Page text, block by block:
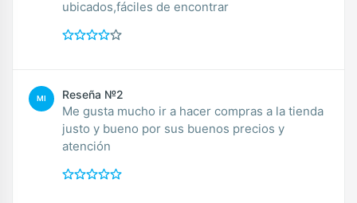
ubicados,fáciles de encontrar
MI Reseña №2
Me gusta mucho ir a hacer compras a la tienda
justo y bueno por sus buenos precios y
atención